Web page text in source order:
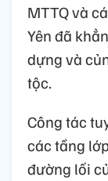
MTTQ và
Yên đã
dựng và
tộc.
Công tác
các tầng
đường lối